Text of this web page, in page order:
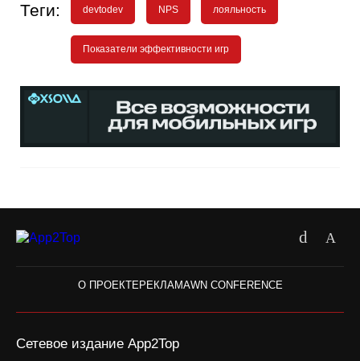
Теги: devtodev NPS лояльность
Показатели эффективности игр
О ПРОЕКТЕРЕКЛАМАWN CONFERENCE
Сетевое издание App2Top